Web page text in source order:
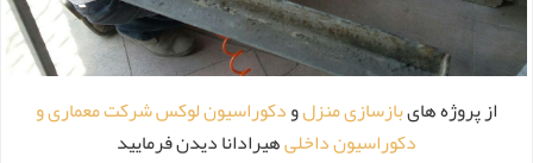
از پروژه هایبازسازی منزلودکوراسیون لوکسشرکت معماری و
دکوراسیون داخلیهیرادانا دیدن فرمایید